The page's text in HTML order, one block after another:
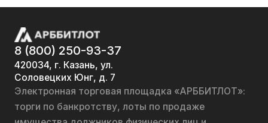
8 (800) 250-93-37
420034, г. Казань, ул.
Соловецких Юнг, д. 7
Электронная торговая площадка «АРББИТЛОТ»:
торги по банкротству, лоты по продаже